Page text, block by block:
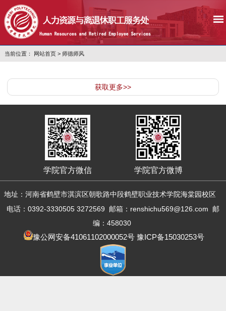
当前位置： 网站首页> 师德师风
获取更多>>
学院官方微信 学院官方微博
地址： 河南省鹤壁市淇滨区朝歌路中段鹤壁职业技术学院海棠园校区
电话：0392-3330505 3272569 邮箱： renshichu569@126.com
邮
编：458030
豫公网安备41061102000052号 豫ICP备15030253号